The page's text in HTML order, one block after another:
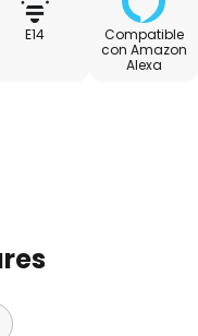
fácilmente
store/
o
E14
Compatible
con Amazon
Alexa